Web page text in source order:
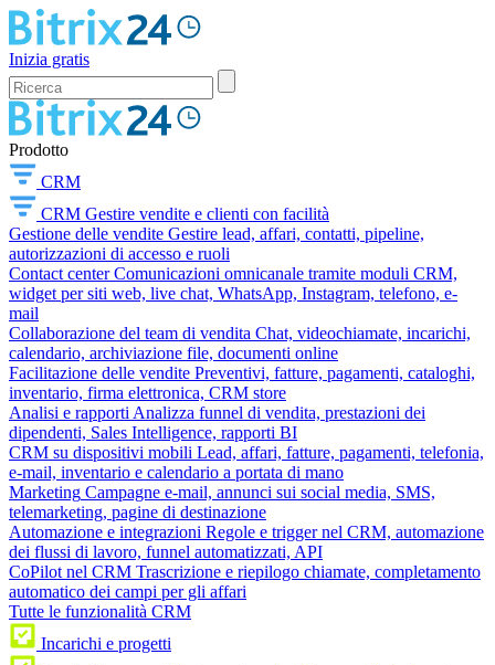
Inizia gratis
Prodotto
CRM
CRM Gestire vendite e clienti con facilità
Gestione delle vendite Gestire lead, affari, contatti, pipeline,
autorizzazioni di accesso e ruoli
Contact center Comunicazioni omnicanale tramite moduli CRM,
widget per siti web, live chat, WhatsApp, Instagram, telefono, e-
mail
Collaborazione del team di vendita Chat, videochiamate, incarichi,
calendario, archiviazione file, documenti online
Facilitazione delle vendite Preventivi, fatture, pagamenti, cataloghi,
inventario, firma elettronica, CRM store
Analisi e rapporti Analizza funnel di vendita, prestazioni dei
dipendenti, Sales Intelligence, rapporti BI
CRM su dispositivi mobili Lead, affari, fatture, pagamenti, telefonia,
e-mail, inventario e calendario a portata di mano
Marketing Campagne e-mail, annunci sui social media, SMS,
telemarketing, pagine di destinazione
Automazione e integrazioni Regole e trigger nel CRM, automazione
dei flussi di lavoro, funnel automatizzati, API
CoPilot nel CRM Trascrizione e riepilogo chiamate, completamento
automatico dei campi per gli affari
Tutte le funzionalità CRM
Incarichi e progetti